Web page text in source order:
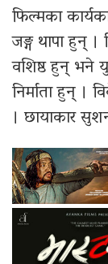
फिल्मका
जङ्ग थापा हुन् ।
वशिष्ठ हुन् भने
निर्माता हुन् ।
। छायाकार